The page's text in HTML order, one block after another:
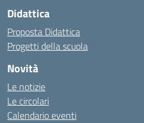
Didattica
Proposta Didattica
Progetti della scuola
Novità
Le notizie
Le circolari
Calendario eventi